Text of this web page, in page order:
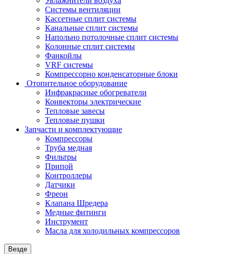
Системы вентиляции
Кассетные сплит системы
Канальные сплит системы
Напольно потолочные сплит системы
Колонные сплит системы
Фанкойлы
VRF системы
Компрессорно конденсаторные блоки
Отопительное оборудование
Инфракрасные обогреватели
Конвекторы электрические
Тепловые завесы
Тепловые пушки
Запчасти и комплектующие
Компрессоры
Труба медная
Фильтры
Припой
Контроллеры
Датчики
Фреон
Клапана Шредера
Медные фитинги
Инструмент
Масла для холодильных компрессоров
Везде